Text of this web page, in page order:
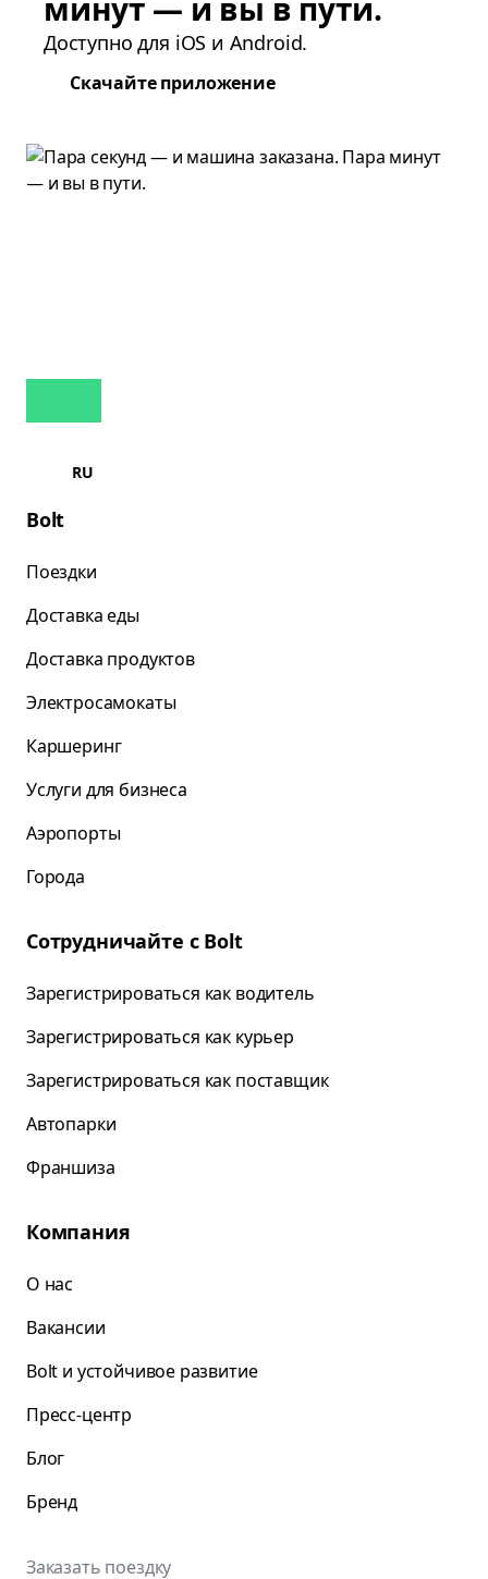
минут — и вы в пути.
Доступно для iOS и Android.
Скачайте приложение
RU
Bolt
Поездки
Доставка еды
Доставка продуктов
Электросамокаты
Каршеринг
Услуги для бизнеса
Аэропорты
Города
Сотрудничайте с Bolt
Зарегистрироваться как водитель
Зарегистрироваться как курьер
Зарегистрироваться как поставщик
Автопарки
Франшиза
Компания
О нас
Вакансии
Bolt и устойчивое развитие
Пресс-центр
Блог
Бренд
Заказать поездку